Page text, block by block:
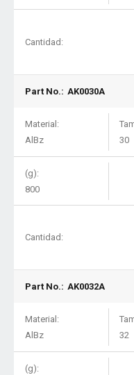
Cantidad:
Part No.: AK0030A
Material:
AlBz
30
(g):
800
Cantidad:
Part No.: AK0032A
Material:
AlBz
32
(g):